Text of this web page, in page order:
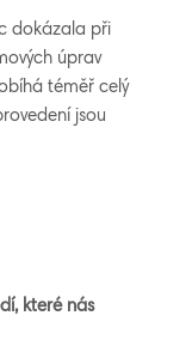
dokázala při
úprav
téměř celý
jsou
které nás